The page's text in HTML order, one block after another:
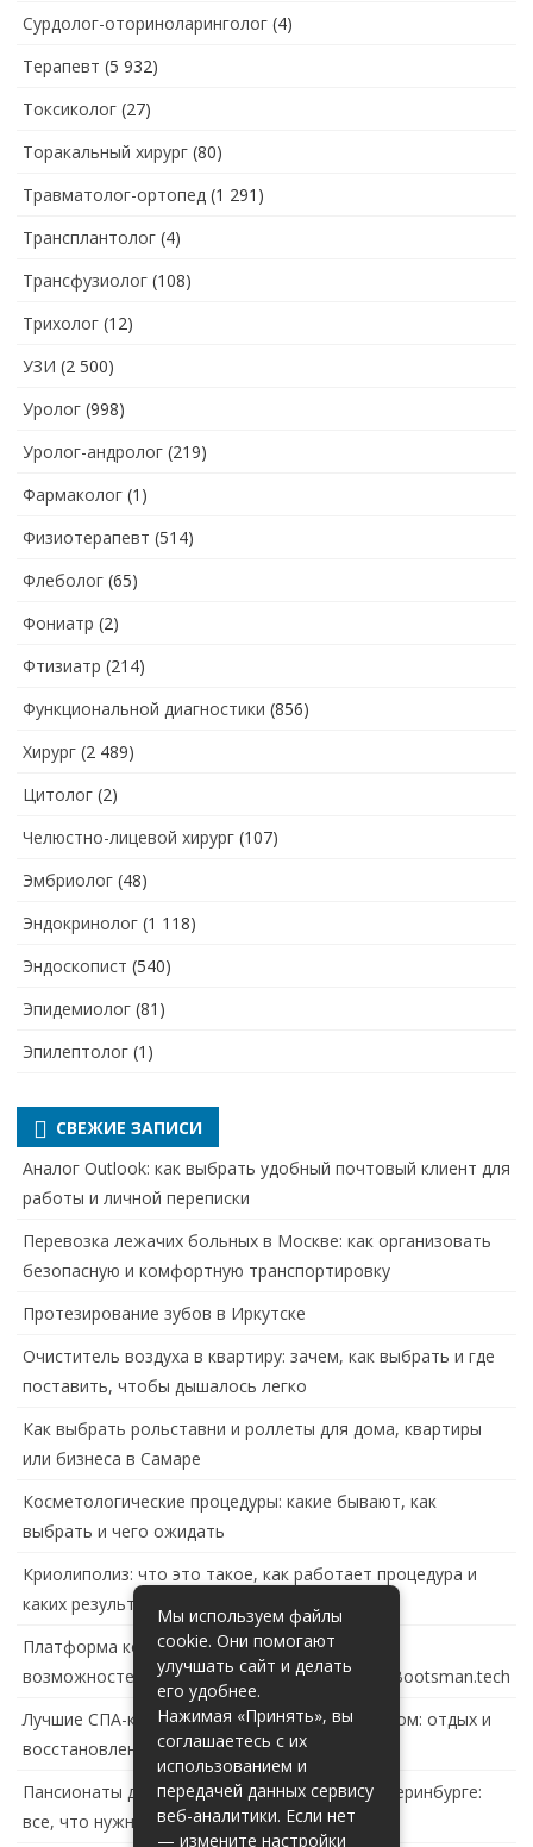
Сурдолог-оториноларинголог (4)
Терапевт (5 932)
Токсиколог (27)
Торакальный хирург (80)
Травматолог-ортопед (1 291)
Трансплантолог (4)
Трансфузиолог (108)
Трихолог (12)
УЗИ (2 500)
Уролог (998)
Уролог-андролог (219)
Фармаколог (1)
Физиотерапевт (514)
Флеболог (65)
Фониатр (2)
Фтизиатр (214)
Функциональной диагностики (856)
Хирург (2 489)
Цитолог (2)
Челюстно-лицевой хирург (107)
Эмбриолог (48)
Эндокринолог (1 118)
Эндоскопист (540)
Эпидемиолог (81)
Эпилептолог (1)
СВЕЖИЕ ЗАПИСИ
Аналог Outlook: как выбрать удобный почтовый клиент для
работы и личной переписки
Перевозка лежачих больных в Москве: как организовать
безопасную и комфортную транспортировку
Протезирование зубов в Иркутске
Очиститель воздуха в квартиру: зачем, как выбрать и где
поставить, чтобы дышалось легко
Как выбрать рольставни и роллеты для дома, квартиры
или бизнеса в Самаре
Косметологические процедуры: какие бывают, как
выбрать и чего ожидать
Криолиполиз: что это такое, как работает процедура и
каких результатов ждать
Платформа контейнеризации в России: обзор
возможностей и перспектив развития сайта Bootsman.tech
Лучшие СПА-комплексы в Тольятти с бассейном: отдых и
восстановление за городом
Пансионаты для пожилых с деменцией в Екатеринбурге:
все, что нужно знать
Мы используем файлы
cookie. Они помогают
улучшать сайт и делать
его удобнее.
Нажимая «Принять», вы
соглашаетесь с их
использованием и
передачей данных сервису
веб-аналитики. Если нет
— измените настройки